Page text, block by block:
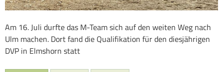
Am 16. Juli durfte das M-Team sich auf den weiten Weg nach
Ulm machen. Dort fand die Qualifikation für den diesjährigen
DVP in Elmshorn statt